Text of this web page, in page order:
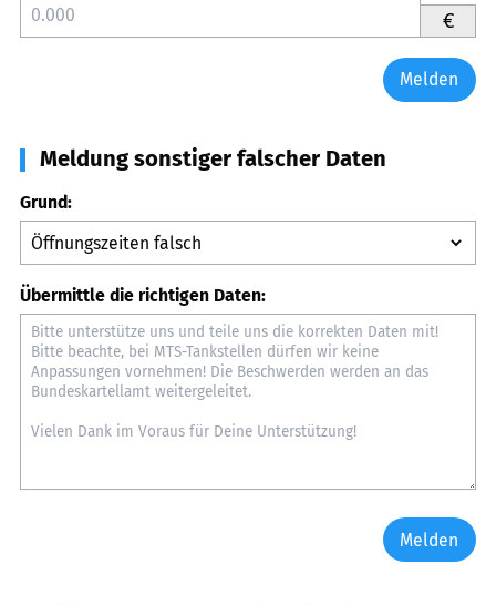
€
Melden
Meldung sonstiger falscher Daten
Grund:
Übermittle die richtigen Daten:
Melden